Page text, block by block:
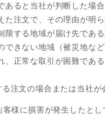
あると当社が判断した場合
た注文で、その理由が明
限する地域が届け先であ
できない地域（被災地な
、正常な取引が困難であ
注文の場合または当社
様に損害が発生したと